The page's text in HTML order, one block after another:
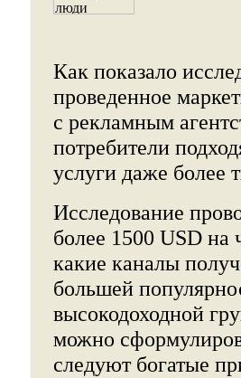
Как показало
проведенное
с рекламным
потребители
услуги даже более
Исследование
более 1500 USD на
какие каналы
большей
высокодоходной
можно
следуют богатые